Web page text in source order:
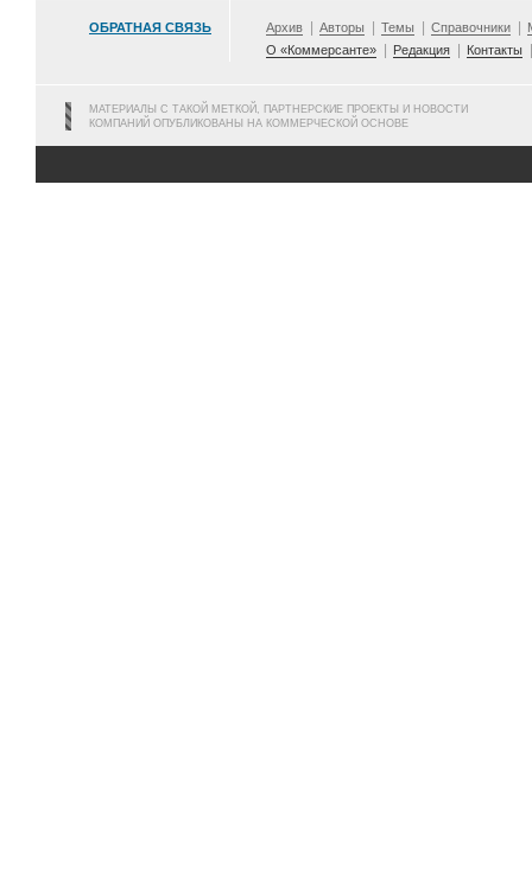
ОБРАТНАЯ СВЯЗЬ Архив Авторы Темы Справочники
О «Коммерсанте»
Редакция Контакты
МАТЕРИАЛЫ С ТАКОЙ МЕТКОЙ, ПАРТНЕРСКИЕ ПРОЕКТЫ И НОВОСТИ
КОМПАНИЙ ОПУБЛИКОВАНЫ НА КОММЕРЧЕСКОЙ ОСНОВЕ